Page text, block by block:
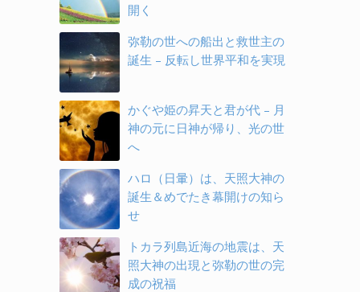
開く
弥勒の世への船出と救世主の
誕生 – 反転し世界平和を実現
かぐや姫の昇天と君が代 – 月
神の元に日神が帰り、光の世
へ
ハロ（日暈）は、天照大神の
誕生＆めでたき幕開けの知ら
せ
トカラ列島近海の地震は、天
照大神の出現と弥勒の世の完
成の祝福